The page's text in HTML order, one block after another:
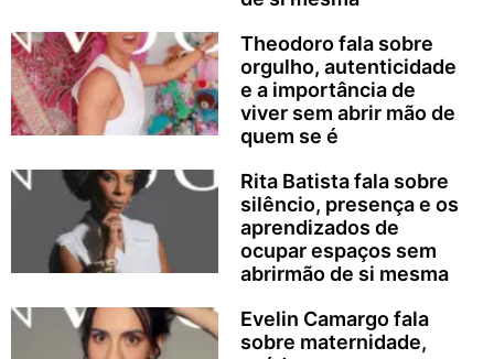
Theodoro fala sobre
orgulho, autenticidade
e a importância de
viver sem abrir mão de
quem se é
Rita Batista fala sobre
silêncio, presença e os
aprendizados de
ocupar espaços sem
abrirmão de si mesma
Evelin Camargo fala
sobre maternidade,